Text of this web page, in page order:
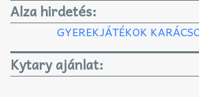
Alza hirdetés:
GYEREKJÁTÉKOK
Kytary ajánlat: